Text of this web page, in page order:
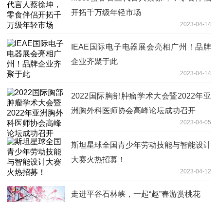
开拓千万级年轻市场
2023-04-14
IEAE国际电子电器展会亮相广州！品牌
企业齐聚于此
2023-04-14
2022国际胸部肿瘤学术大会暨2022年亚
洲胸外科医师协会高峰论坛成功召开
2023-04-05
斯坦星球全国青少年劳动技能与智能设计
大赛火热招募！
2023-04-12
走进平谷石林峡，一起“趣”春游赏桃花